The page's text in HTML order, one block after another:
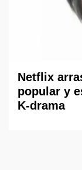
Netflix
popular y
K-drama